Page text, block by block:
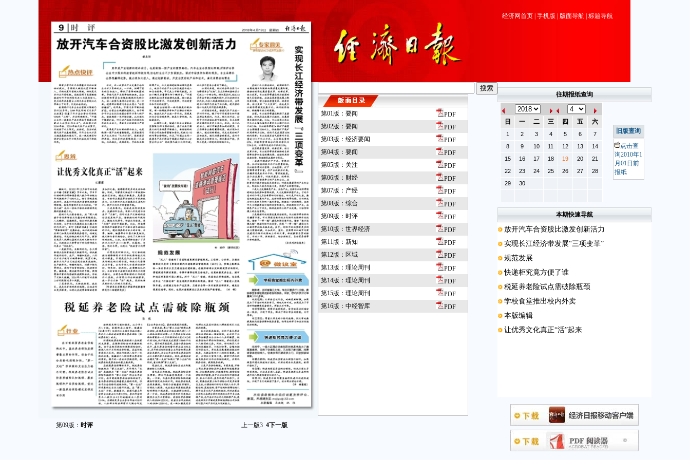
第09版： 时评 上一版3 4下一版
经济网首页 手机版 版面导航 标题导航
第01版：要闻
PDF
第02版：要闻
PDF
第03版：经济要闻
PDF
第04版：要闻
PDF
第05版：关注
PDF
第06版：财经
PDF
第07版：产经
PDF
第08版：综合
PDF
第09版：时评
PDF
第10版：世界经济
PDF
第11版：新知
PDF
第12版：区域
PDF
第13版：理论周刊
PDF
第14版：理论周刊
PDF
第15版：理论周刊
PDF
第16版：中经智库
PDF
往期报纸查询
日 一 二 三 四 五 六
1 2 3 4 5 6
7
8
9 10 11 12 13
14
15
16 17 18 19 20
21
22
23 24 25 26 27
28
29
30
旧版查询
点击查
询2010年1
月01日前
报纸
本期快速导航
放开汽车合资股比激发创新活力
实现长江经济带发展“三项变革”
规范发展
快递柜究竟方便了谁
税延养老险试点需破除瓶颈
学校食堂推出校内外卖
本版编辑
让优秀文化真正“活”起来